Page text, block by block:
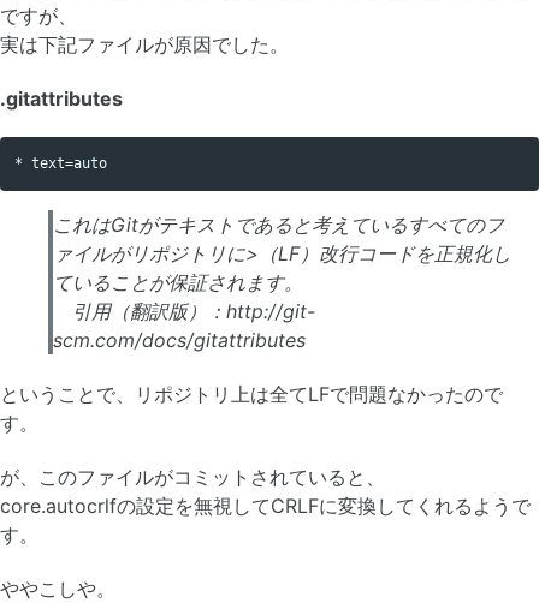
ですが、
実は下記ファイルが原因でした。
.gitattributes
これはGitがテキストであると考えているすべてのフ
ァイルがリポジトリに>（LF）改行コードを正規化し
ていることが保証されます。
引用（翻訳版）：http://git-
scm.com/docs/gitattributes
ということで、リポジトリ上は全てLFで問題なかったので
す。
が、このファイルがコミットされていると、
core.autocrlfの設定を無視してCRLFに変換してくれるようで
す。
ややこしや。